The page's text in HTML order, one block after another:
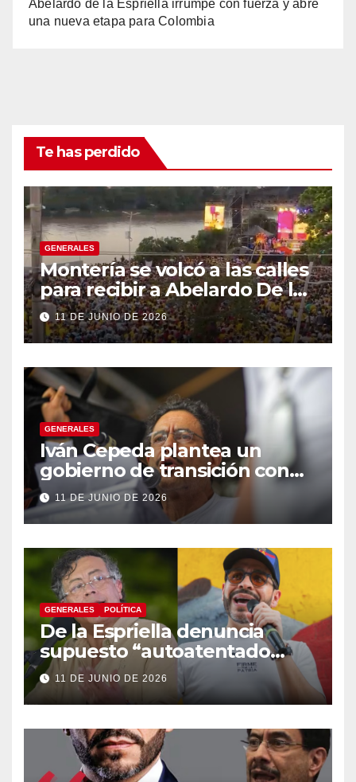
Abelardo de la Espriella irrumpe con fuerza y abre
una nueva etapa para Colombia
Te has perdido
GENERALES
Montería se volcó a las calles
para recibir a Abelardo De la
Espriella
11 DE JUNIO DE 2026
GENERALES
Iván Cepeda plantea un
gobierno de transición con
énfasis en el empalme
institucional y una eventual
constituyente
11 DE JUNIO DE 2026
GENERALES POLÍTICA
De la Espriella denuncia
supuesto “autoatentado
legislativo” tras decisión de
suspender provisionalmente
a Petro
11 DE JUNIO DE 2026